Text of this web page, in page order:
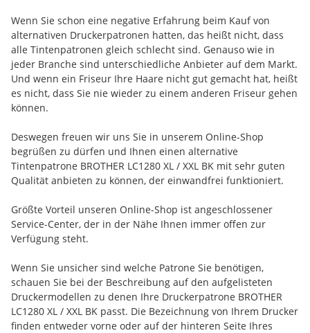
Wenn Sie schon eine negative Erfahrung beim Kauf von
alternativen Druckerpatronen hatten, das heißt nicht, dass
alle Tintenpatronen gleich schlecht sind. Genauso wie in
jeder Branche sind unterschiedliche Anbieter auf dem Markt.
Und wenn ein Friseur Ihre Haare nicht gut gemacht hat, heißt
es nicht, dass Sie nie wieder zu einem anderen Friseur gehen
können.
Deswegen freuen wir uns Sie in unserem Online-Shop
begrüßen zu dürfen und Ihnen einen alternative
Tintenpatrone BROTHER LC1280 XL / XXL BK mit sehr guten
Qualität anbieten zu können, der einwandfrei funktioniert.
Größte Vorteil unseren Online-Shop ist angeschlossener
Service-Center, der in der Nähe Ihnen immer offen zur
Verfügung steht.
Wenn Sie unsicher sind welche Patrone Sie benötigen,
schauen Sie bei der Beschreibung auf den aufgelisteten
Druckermodellen zu denen Ihre Druckerpatrone BROTHER
LC1280 XL / XXL BK passt. Die Bezeichnung von Ihrem Drucker
finden entweder vorne oder auf der hinteren Seite Ihres